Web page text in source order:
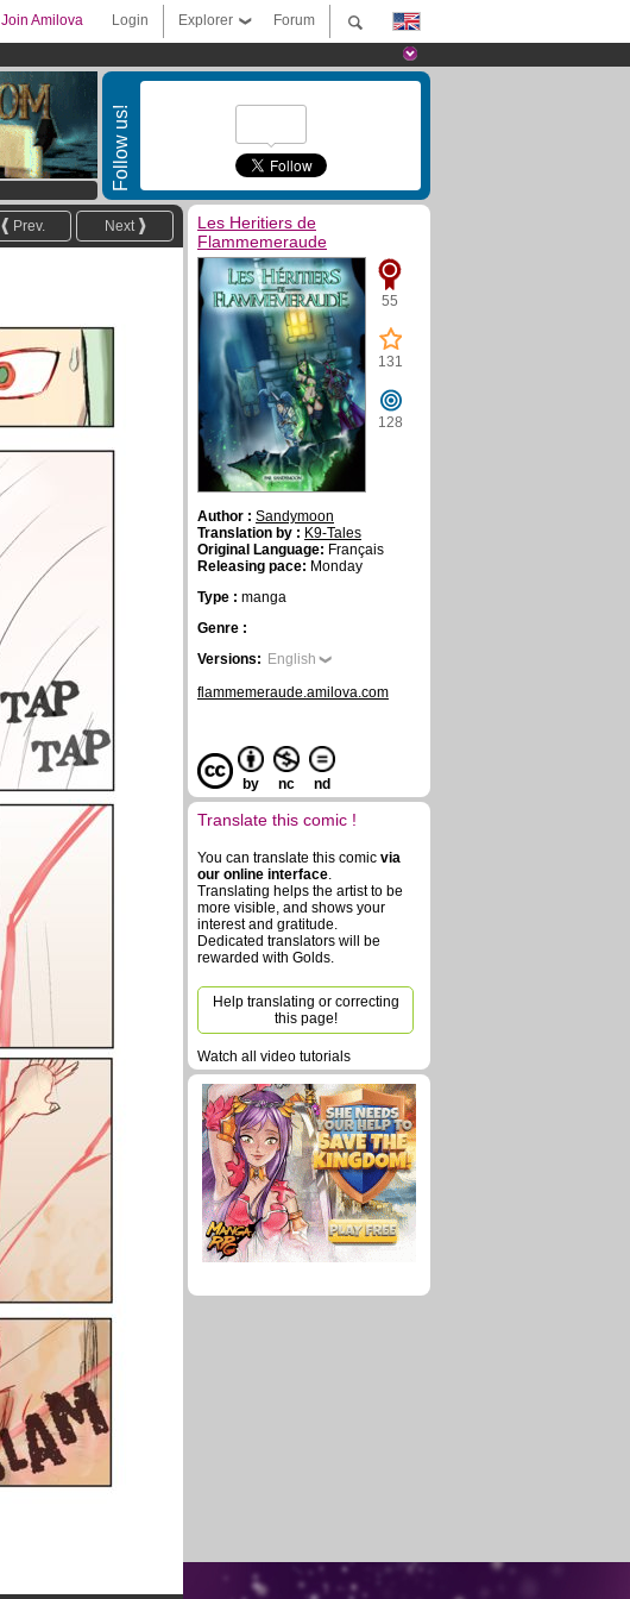
Forum
Explorer
Login
Join Amilova
Follow us!
Next
Prev.
Les Heritiers de
Flammemeraude
55
131
128
Author : Sandymoon
Translation by : K9-Tales
Original Language: Français
Releasing pace: Monday
Type : manga
Genre :
Versions: English
flammemeraude.amilova.com
by nc nd
Translate this comic !
You can translate this comic via
our online interface.
Translating helps the artist to be
more visible, and shows your
interest and gratitude.
Dedicated translators will be
rewarded with Golds.
Help translating or correcting
this page!
Watch all video tutorials